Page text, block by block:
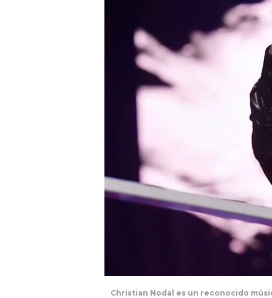
Christian Nodal es un reconocido